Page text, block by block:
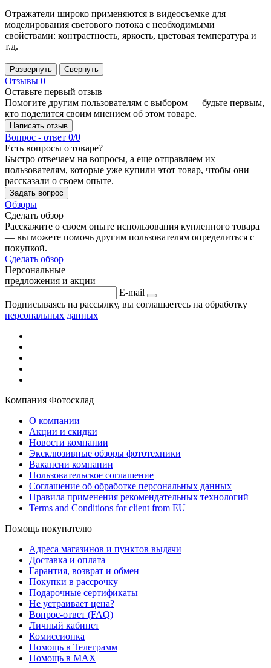
Отражатели широко применяются в видеосъемке для
моделирования светового потока с необходимыми
свойствами: контрастность, яркость, цветовая температура и
т.д.
Развернуть Свернуть
Отзывы 0
Оставьте первый отзыв
Помогите другим пользователям с выбором — будьте первым,
кто поделится своим мнением об этом товаре.
Написать отзыв
Вопрос - ответ 0/0
Есть вопросы о товаре?
Быстро отвечаем на вопросы, а еще отправляем их
пользователям, которые уже купили этот товар, чтобы они
рассказали о своем опыте.
Задать вопрос
Обзоры
Сделать обзор
Расскажите о своем опыте использования купленного товара
— вы можете помочь другим пользователям определиться с
покупкой.
Сделать обзор
Персональные
предложения и акции
E-mail
Подписываясь на рассылку, вы соглашаетесь на обработку
персональных данных
Компания Фотосклад
О компании
Акции и скидки
Новости компании
Эксклюзивные обзоры фототехники
Вакансии компании
Пользовательское соглашение
Соглашение об обработке персональных данных
Правила применения рекомендательных технологий
Terms and Conditions for client from EU
Помощь покупателю
Адреса магазинов и пунктов выдачи
Доставка и оплата
Гарантия, возврат и обмен
Покупки в рассрочку
Подарочные сертификаты
Не устраивает цена?
Вопрос-ответ (FAQ)
Личный кабинет
Комиссионка
Помощь в Телеграмм
Помощь в MAX